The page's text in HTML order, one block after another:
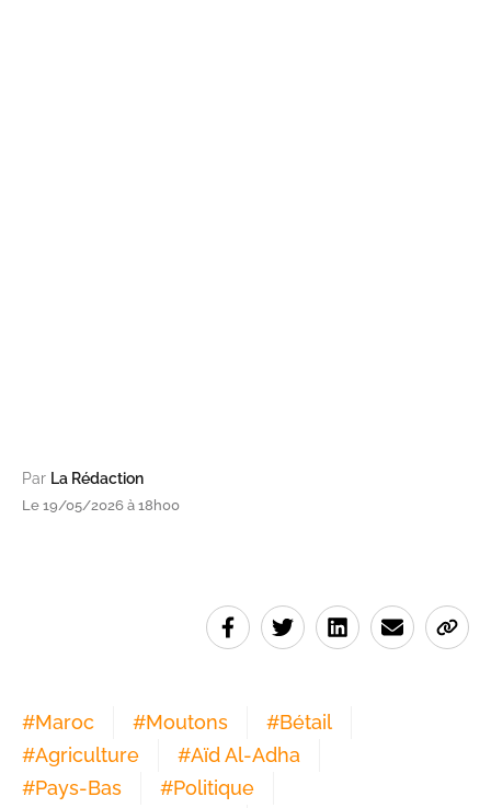
Par La Rédaction
Le 19/05/2026 à 18h00
#Maroc #Moutons #Bétail
#Agriculture #Aïd Al-Adha
#Pays-Bas #Politique